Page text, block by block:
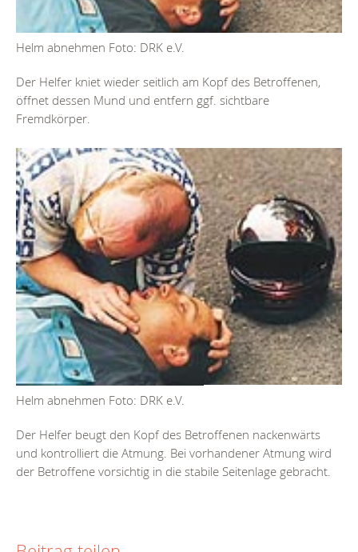
Helm abnehmen Foto: DRK e.V.
Der Helfer kniet wieder seitlich am Kopf des Betroffenen,
öffnet dessen Mund und entfern ggf. sichtbare
Fremdkörper.
Helm abnehmen Foto: DRK e.V.
Der Helfer beugt den Kopf des Betroffenen nackenwärts
und kontrolliert die Atmung. Bei vorhandener Atmung wird
der Betroffene vorsichtig in die stabile Seitenlage gebracht.